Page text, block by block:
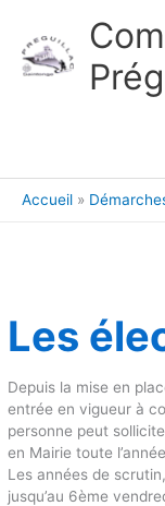
Accueil
Les
Depuis la mise en
entrée en vigueur à
personne peut
en Mairie toute
Les années de
jusqu’au 6ème